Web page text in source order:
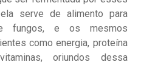
serve de alimento para
e fungos, e os mesmos
como energia, proteína
oriundos dessa